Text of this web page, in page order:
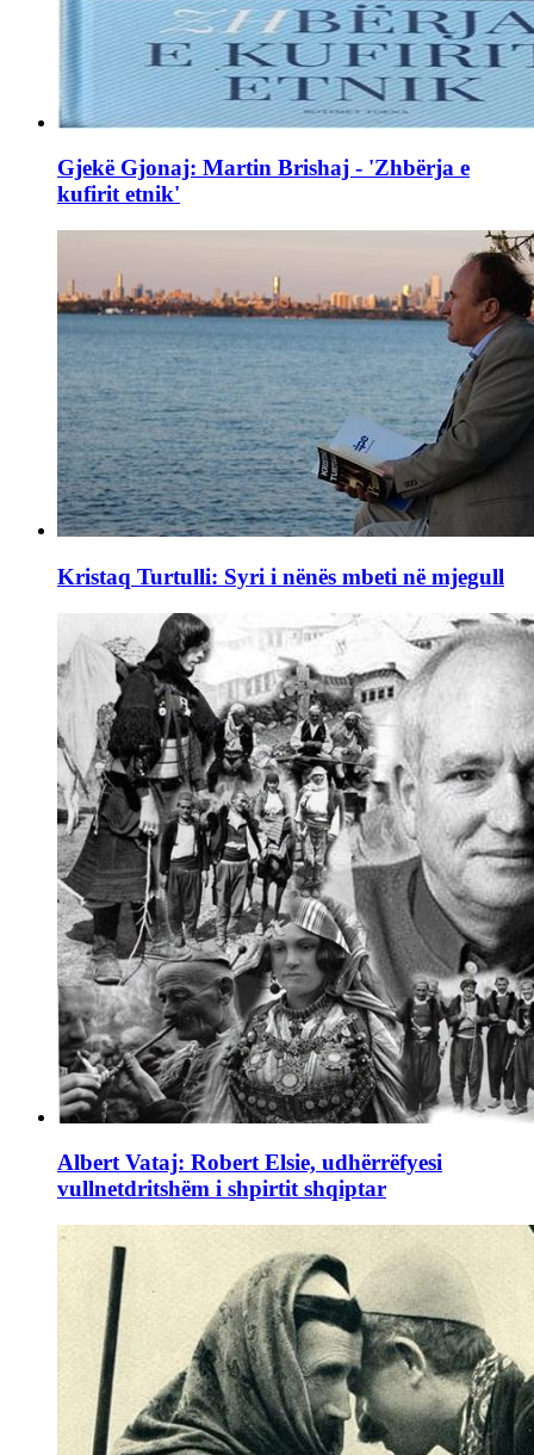
Gjekë Gjonaj: Martin Brishaj - 'Zhbërja e
kufirit etnik'
Kristaq Turtulli: Syri i nënës mbeti në mjegull
Albert Vataj: Robert Elsie, udhërrëfyesi
vullnetdritshëm i shpirtit shqiptar